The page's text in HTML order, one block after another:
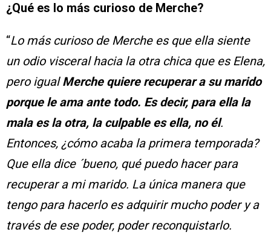
¿Qué es lo más curioso de Merche?
“Lo más curioso de Merche es que ella siente
un odio visceral hacia la otra chica que es Elena,
pero igualMerche quiere recuperar a su marido
porque le ama ante todo. Es decir, para ella la
mala es la otra, la culpable es ella, no él.
Entonces, ¿cómo acaba la primera temporada?
Que ella dice ´bueno, qué puedo hacer para
recuperar a mi marido. La única manera que
tengo para hacerlo es adquirir mucho poder y a
través de ese poder, poder reconquistarlo.